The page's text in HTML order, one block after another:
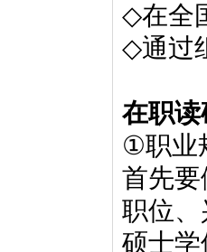
◇在全
◇通过
在职
①职业
首先
职位
硕士学